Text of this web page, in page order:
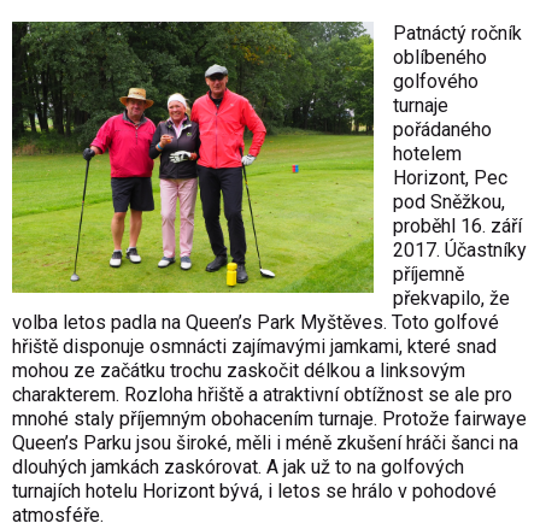
Patnáctý ročník
oblíbeného
golfového
turnaje
pořádaného
hotelem
Horizont, Pec
pod Sněžkou,
proběhl 16. září
2017. Účastníky
příjemně
překvapilo, že
volba letos padla na Queen’s Park Myštěves. Toto golfové
hřiště disponuje osmnácti zajímavými jamkami, které snad
mohou ze začátku trochu zaskočit délkou a linksovým
charakterem. Rozloha hřiště a atraktivní obtížnost se ale pro
mnohé staly příjemným obohacením turnaje. Protože fairwaye
Queen’s Parku jsou široké, měli i méně zkušení hráči šanci na
dlouhých jamkách zaskórovat. A jak už to na golfových
turnajích hotelu Horizont bývá, i letos se hrálo v pohodové
atmosféře.